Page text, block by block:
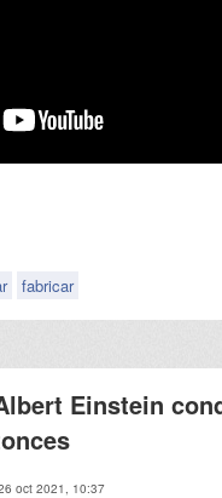
fabricar
Einstein
oct 2021, 10:37